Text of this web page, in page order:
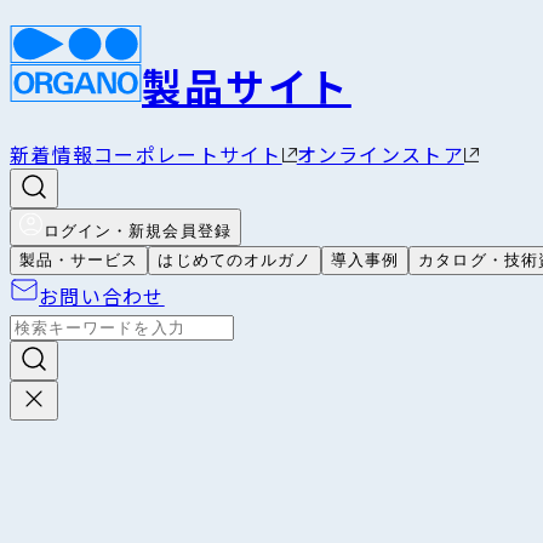
製品サイト
新着情報コーポレートサイト オンラインストア
ログイン・新規会員登録
製品・サービス
はじめてのオルガノ 導入事例 カタログ・技術
お問い合わせ